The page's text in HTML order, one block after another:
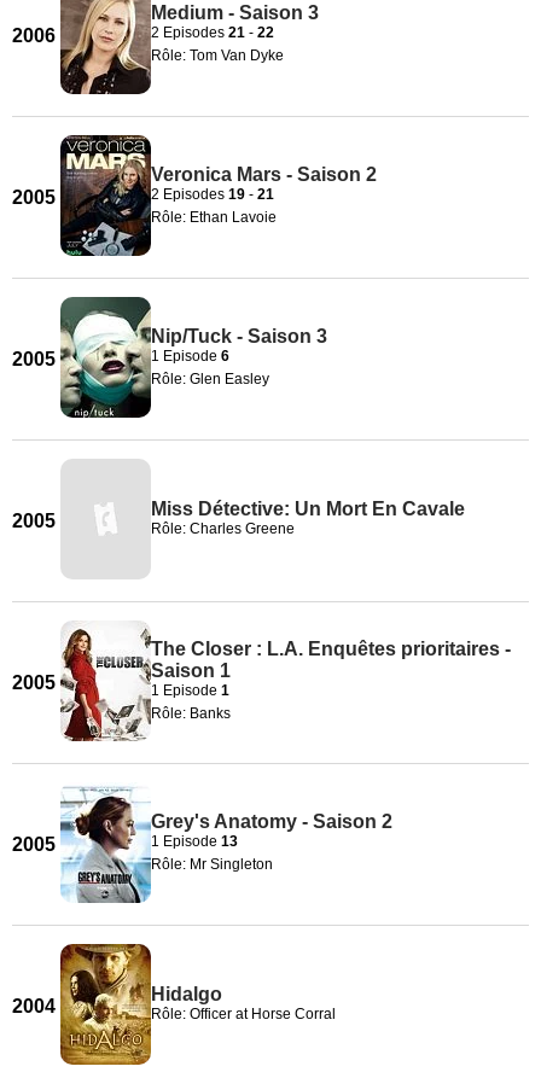
2006
Medium - Saison 3
2 Episodes 21 - 22
Rôle: Tom Van Dyke
2005
Veronica Mars - Saison 2
2 Episodes 19 - 21
Rôle: Ethan Lavoie
2005
Nip/Tuck - Saison 3
1 Episode 6
Rôle: Glen Easley
2005
Miss Détective: Un Mort En Cavale
Rôle: Charles Greene
2005
The Closer : L.A. Enquêtes prioritaires -
Saison 1
1 Episode 1
Rôle: Banks
2005
Grey's Anatomy - Saison 2
1 Episode 13
Rôle: Mr Singleton
2004
Hidalgo
Rôle: Officer at Horse Corral